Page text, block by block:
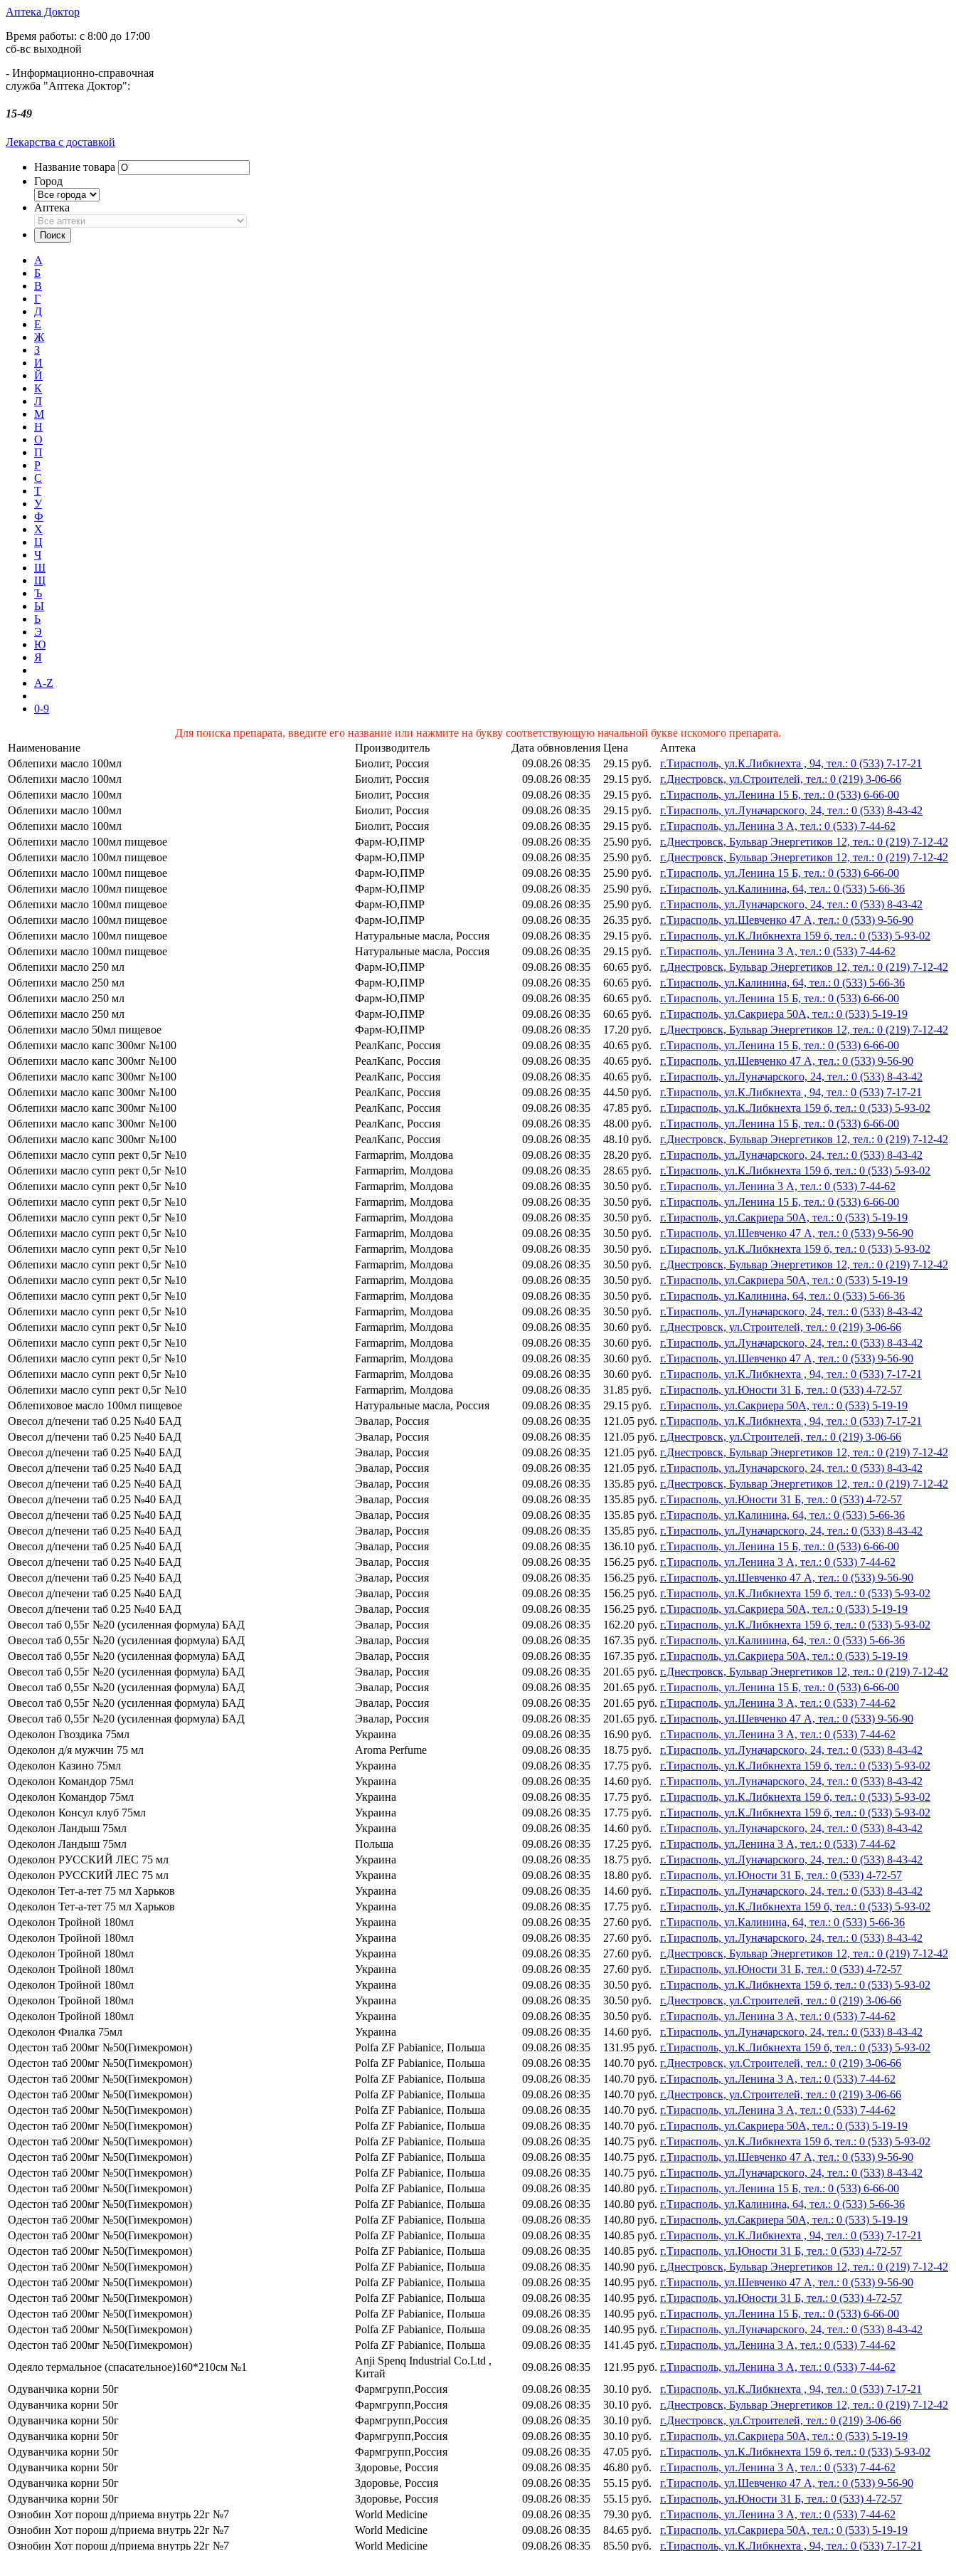
Аптека Доктор
Время работы: с 8:00 до 17:00
сб-вс выходной
- Информационно-справочная
служба "Аптека Доктор":
15-49
Лекарства с доставкой
Название товара
Город
Аптека
А
Б
В
Г
Д
Е
Ж
З
И
Й
К
Л
М
Н
О
П
Р
С
Т
У
Ф
Х
Ц
Ч
Ш
Щ
Ъ
Ы
Ь
Э
Ю
Я
A-Z
0-9
Для поиска препарата, введите его название или нажмите на букву соответствующую начальной букве искомого препарата.
Наименование
Производитель Дата обвновления Цена
Аптека
Облепихи масло 100мл
Биолит, Россия 09.08.26 08:35 29.15 руб.
г.Тирасполь, ул.К.Либкнехта , 94, тел.: 0 (533) 7-17-21
Облепихи масло 100мл
Биолит, Россия 09.08.26 08:35 29.15 руб.
г.Днестровск, ул.Строителей, тел.: 0 (219) 3-06-66
Облепихи масло 100мл
Биолит, Россия 09.08.26 08:35 29.15 руб.
г.Тирасполь, ул.Ленина 15 Б, тел.: 0 (533) 6-66-00
Облепихи масло 100мл
Биолит, Россия 09.08.26 08:35 29.15 руб.
г.Тирасполь, ул.Луначарского, 24, тел.: 0 (533) 8-43-42
Облепихи масло 100мл
Биолит, Россия 09.08.26 08:35 29.15 руб.
г.Тирасполь, ул.Ленина 3 А, тел.: 0 (533) 7-44-62
Облепихи масло 100мл пищевое
Фарм-Ю,ПМР 09.08.26 08:35 25.90 руб.
г.Днестровск, Бульвар Энергетиков 12, тел.: 0 (219) 7-12-42
Облепихи масло 100мл пищевое
Фарм-Ю,ПМР 09.08.26 08:35 25.90 руб.
г.Днестровск, Бульвар Энергетиков 12, тел.: 0 (219) 7-12-42
Облепихи масло 100мл пищевое
Фарм-Ю,ПМР 09.08.26 08:35 25.90 руб.
г.Тирасполь, ул.Ленина 15 Б, тел.: 0 (533) 6-66-00
Облепихи масло 100мл пищевое
Фарм-Ю,ПМР 09.08.26 08:35 25.90 руб.
г.Тирасполь, ул.Калинина, 64, тел.: 0 (533) 5-66-36
Облепихи масло 100мл пищевое
Фарм-Ю,ПМР 09.08.26 08:35 25.90 руб.
г.Тирасполь, ул.Луначарского, 24, тел.: 0 (533) 8-43-42
Облепихи масло 100мл пищевое
Фарм-Ю,ПМР 09.08.26 08:35 26.35 руб.
г.Тирасполь, ул.Шевченко 47 А, тел.: 0 (533) 9-56-90
Облепихи масло 100мл пищевое
Натуральные масла, Россия 09.08.26 08:35 29.15 руб.
г.Тирасполь, ул.К.Либкнехта 159 б, тел.: 0 (533) 5-93-02
Облепихи масло 100мл пищевое
Натуральные масла, Россия 09.08.26 08:35 29.15 руб.
г.Тирасполь, ул.Ленина 3 А, тел.: 0 (533) 7-44-62
Облепихи масло 250 мл
Фарм-Ю,ПМР 09.08.26 08:35 60.65 руб.
г.Днестровск, Бульвар Энергетиков 12, тел.: 0 (219) 7-12-42
Облепихи масло 250 мл
Фарм-Ю,ПМР 09.08.26 08:35 60.65 руб.
г.Тирасполь, ул.Калинина, 64, тел.: 0 (533) 5-66-36
Облепихи масло 250 мл
Фарм-Ю,ПМР 09.08.26 08:35 60.65 руб.
г.Тирасполь, ул.Ленина 15 Б, тел.: 0 (533) 6-66-00
Облепихи масло 250 мл
Фарм-Ю,ПМР 09.08.26 08:35 60.65 руб.
г.Тирасполь, ул.Сакриера 50А, тел.: 0 (533) 5-19-19
Облепихи масло 50мл пищевое
Фарм-Ю,ПМР 09.08.26 08:35 17.20 руб.
г.Днестровск, Бульвар Энергетиков 12, тел.: 0 (219) 7-12-42
Облепихи масло капс 300мг №100
РеалКапс, Россия 09.08.26 08:35 40.65 руб.
г.Тирасполь, ул.Ленина 15 Б, тел.: 0 (533) 6-66-00
Облепихи масло капс 300мг №100
РеалКапс, Россия 09.08.26 08:35 40.65 руб.
г.Тирасполь, ул.Шевченко 47 А, тел.: 0 (533) 9-56-90
Облепихи масло капс 300мг №100
РеалКапс, Россия 09.08.26 08:35 40.65 руб.
г.Тирасполь, ул.Луначарского, 24, тел.: 0 (533) 8-43-42
Облепихи масло капс 300мг №100
РеалКапс, Россия 09.08.26 08:35 44.50 руб.
г.Тирасполь, ул.К.Либкнехта , 94, тел.: 0 (533) 7-17-21
Облепихи масло капс 300мг №100
РеалКапс, Россия 09.08.26 08:35 47.85 руб.
г.Тирасполь, ул.К.Либкнехта 159 б, тел.: 0 (533) 5-93-02
Облепихи масло капс 300мг №100
РеалКапс, Россия 09.08.26 08:35 48.00 руб.
г.Тирасполь, ул.Ленина 15 Б, тел.: 0 (533) 6-66-00
Облепихи масло капс 300мг №100
РеалКапс, Россия 09.08.26 08:35 48.10 руб.
г.Днестровск, Бульвар Энергетиков 12, тел.: 0 (219) 7-12-42
Облепихи масло супп рект 0,5г №10
Farmaprim, Молдова 09.08.26 08:35 28.20 руб.
г.Тирасполь, ул.Луначарского, 24, тел.: 0 (533) 8-43-42
Облепихи масло супп рект 0,5г №10
Farmaprim, Молдова 09.08.26 08:35 28.65 руб.
г.Тирасполь, ул.К.Либкнехта 159 б, тел.: 0 (533) 5-93-02
Облепихи масло супп рект 0,5г №10
Farmaprim, Молдова 09.08.26 08:35 30.50 руб.
г.Тирасполь, ул.Ленина 3 А, тел.: 0 (533) 7-44-62
Облепихи масло супп рект 0,5г №10
Farmaprim, Молдова 09.08.26 08:35 30.50 руб.
г.Тирасполь, ул.Ленина 15 Б, тел.: 0 (533) 6-66-00
Облепихи масло супп рект 0,5г №10
Farmaprim, Молдова 09.08.26 08:35 30.50 руб.
г.Тирасполь, ул.Сакриера 50А, тел.: 0 (533) 5-19-19
Облепихи масло супп рект 0,5г №10
Farmaprim, Молдова 09.08.26 08:35 30.50 руб.
г.Тирасполь, ул.Шевченко 47 А, тел.: 0 (533) 9-56-90
Облепихи масло супп рект 0,5г №10
Farmaprim, Молдова 09.08.26 08:35 30.50 руб.
г.Тирасполь, ул.К.Либкнехта 159 б, тел.: 0 (533) 5-93-02
Облепихи масло супп рект 0,5г №10
Farmaprim, Молдова 09.08.26 08:35 30.50 руб.
г.Днестровск, Бульвар Энергетиков 12, тел.: 0 (219) 7-12-42
Облепихи масло супп рект 0,5г №10
Farmaprim, Молдова 09.08.26 08:35 30.50 руб.
г.Тирасполь, ул.Сакриера 50А, тел.: 0 (533) 5-19-19
Облепихи масло супп рект 0,5г №10
Farmaprim, Молдова 09.08.26 08:35 30.50 руб.
г.Тирасполь, ул.Калинина, 64, тел.: 0 (533) 5-66-36
Облепихи масло супп рект 0,5г №10
Farmaprim, Молдова 09.08.26 08:35 30.50 руб.
г.Тирасполь, ул.Луначарского, 24, тел.: 0 (533) 8-43-42
Облепихи масло супп рект 0,5г №10
Farmaprim, Молдова 09.08.26 08:35 30.60 руб.
г.Днестровск, ул.Строителей, тел.: 0 (219) 3-06-66
Облепихи масло супп рект 0,5г №10
Farmaprim, Молдова 09.08.26 08:35 30.60 руб.
г.Тирасполь, ул.Луначарского, 24, тел.: 0 (533) 8-43-42
Облепихи масло супп рект 0,5г №10
Farmaprim, Молдова 09.08.26 08:35 30.60 руб.
г.Тирасполь, ул.Шевченко 47 А, тел.: 0 (533) 9-56-90
Облепихи масло супп рект 0,5г №10
Farmaprim, Молдова 09.08.26 08:35 30.60 руб.
г.Тирасполь, ул.К.Либкнехта , 94, тел.: 0 (533) 7-17-21
Облепихи масло супп рект 0,5г №10
Farmaprim, Молдова 09.08.26 08:35 31.85 руб.
г.Тирасполь, ул.Юности 31 Б, тел.: 0 (533) 4-72-57
Облепиховое масло 100мл пищевое
Натуральные масла, Россия 09.08.26 08:35 29.15 руб.
г.Тирасполь, ул.Сакриера 50А, тел.: 0 (533) 5-19-19
Овесол д/печени таб 0.25 №40 БАД
Эвалар, Россия 09.08.26 08:35 121.05 руб. г.Тирасполь, ул.К.Либкнехта , 94, тел.: 0 (533) 7-17-21
Овесол д/печени таб 0.25 №40 БАД
Эвалар, Россия 09.08.26 08:35 121.05 руб. г.Днестровск, ул.Строителей, тел.: 0 (219) 3-06-66
Овесол д/печени таб 0.25 №40 БАД
Эвалар, Россия 09.08.26 08:35 121.05 руб. г.Днестровск, Бульвар Энергетиков 12, тел.: 0 (219) 7-12-42
Овесол д/печени таб 0.25 №40 БАД
Эвалар, Россия 09.08.26 08:35 121.05 руб. г.Тирасполь, ул.Луначарского, 24, тел.: 0 (533) 8-43-42
Овесол д/печени таб 0.25 №40 БАД
Эвалар, Россия 09.08.26 08:35 135.85 руб. г.Днестровск, Бульвар Энергетиков 12, тел.: 0 (219) 7-12-42
Овесол д/печени таб 0.25 №40 БАД
Эвалар, Россия 09.08.26 08:35 135.85 руб. г.Тирасполь, ул.Юности 31 Б, тел.: 0 (533) 4-72-57
Овесол д/печени таб 0.25 №40 БАД
Эвалар, Россия 09.08.26 08:35 135.85 руб. г.Тирасполь, ул.Калинина, 64, тел.: 0 (533) 5-66-36
Овесол д/печени таб 0.25 №40 БАД
Эвалар, Россия 09.08.26 08:35 135.85 руб. г.Тирасполь, ул.Луначарского, 24, тел.: 0 (533) 8-43-42
Овесол д/печени таб 0.25 №40 БАД
Эвалар, Россия 09.08.26 08:35 136.10 руб. г.Тирасполь, ул.Ленина 15 Б, тел.: 0 (533) 6-66-00
Овесол д/печени таб 0.25 №40 БАД
Эвалар, Россия 09.08.26 08:35 156.25 руб. г.Тирасполь, ул.Ленина 3 А, тел.: 0 (533) 7-44-62
Овесол д/печени таб 0.25 №40 БАД
Эвалар, Россия 09.08.26 08:35 156.25 руб. г.Тирасполь, ул.Шевченко 47 А, тел.: 0 (533) 9-56-90
Овесол д/печени таб 0.25 №40 БАД
Эвалар, Россия 09.08.26 08:35 156.25 руб. г.Тирасполь, ул.К.Либкнехта 159 б, тел.: 0 (533) 5-93-02
Овесол д/печени таб 0.25 №40 БАД
Эвалар, Россия 09.08.26 08:35 156.25 руб. г.Тирасполь, ул.Сакриера 50А, тел.: 0 (533) 5-19-19
Овесол таб 0,55г №20 (усиленная формула) БАД
Эвалар, Россия 09.08.26 08:35 162.20 руб. г.Тирасполь, ул.К.Либкнехта 159 б, тел.: 0 (533) 5-93-02
Овесол таб 0,55г №20 (усиленная формула) БАД
Эвалар, Россия 09.08.26 08:35 167.35 руб. г.Тирасполь, ул.Калинина, 64, тел.: 0 (533) 5-66-36
Овесол таб 0,55г №20 (усиленная формула) БАД
Эвалар, Россия 09.08.26 08:35 167.35 руб. г.Тирасполь, ул.Сакриера 50А, тел.: 0 (533) 5-19-19
Овесол таб 0,55г №20 (усиленная формула) БАД
Эвалар, Россия 09.08.26 08:35 201.65 руб. г.Днестровск, Бульвар Энергетиков 12, тел.: 0 (219) 7-12-42
Овесол таб 0,55г №20 (усиленная формула) БАД
Эвалар, Россия 09.08.26 08:35 201.65 руб. г.Тирасполь, ул.Ленина 15 Б, тел.: 0 (533) 6-66-00
Овесол таб 0,55г №20 (усиленная формула) БАД
Эвалар, Россия 09.08.26 08:35 201.65 руб. г.Тирасполь, ул.Ленина 3 А, тел.: 0 (533) 7-44-62
Овесол таб 0,55г №20 (усиленная формула) БАД
Эвалар, Россия 09.08.26 08:35 201.65 руб. г.Тирасполь, ул.Шевченко 47 А, тел.: 0 (533) 9-56-90
Одеколон Гвоздика 75мл
Украина 09.08.26 08:35 16.90 руб.
г.Тирасполь, ул.Ленина 3 А, тел.: 0 (533) 7-44-62
Одеколон д/я мужчин 75 мл
Aroma Perfume 09.08.26 08:35 18.75 руб.
г.Тирасполь, ул.Луначарского, 24, тел.: 0 (533) 8-43-42
Одеколон Казино 75мл
Украина 09.08.26 08:35 17.75 руб.
г.Тирасполь, ул.К.Либкнехта 159 б, тел.: 0 (533) 5-93-02
Одеколон Командор 75мл
Украина 09.08.26 08:35 14.60 руб.
г.Тирасполь, ул.Луначарского, 24, тел.: 0 (533) 8-43-42
Одеколон Командор 75мл
Украина 09.08.26 08:35 17.75 руб.
г.Тирасполь, ул.К.Либкнехта 159 б, тел.: 0 (533) 5-93-02
Одеколон Консул клуб 75мл
Украина 09.08.26 08:35 17.75 руб.
г.Тирасполь, ул.К.Либкнехта 159 б, тел.: 0 (533) 5-93-02
Одеколон Ландыш 75мл
Украина 09.08.26 08:35 14.60 руб.
г.Тирасполь, ул.Луначарского, 24, тел.: 0 (533) 8-43-42
Одеколон Ландыш 75мл
Польша 09.08.26 08:35 17.25 руб.
г.Тирасполь, ул.Ленина 3 А, тел.: 0 (533) 7-44-62
Одеколон РУССКИЙ ЛЕС 75 мл
Украина 09.08.26 08:35 18.75 руб.
г.Тирасполь, ул.Луначарского, 24, тел.: 0 (533) 8-43-42
Одеколон РУССКИЙ ЛЕС 75 мл
Украина 09.08.26 08:35 18.80 руб.
г.Тирасполь, ул.Юности 31 Б, тел.: 0 (533) 4-72-57
Одеколон Тет-а-тет 75 мл Харьков
Украина 09.08.26 08:35 14.60 руб.
г.Тирасполь, ул.Луначарского, 24, тел.: 0 (533) 8-43-42
Одеколон Тет-а-тет 75 мл Харьков
Украина 09.08.26 08:35 17.75 руб.
г.Тирасполь, ул.К.Либкнехта 159 б, тел.: 0 (533) 5-93-02
Одеколон Тройной 180мл
Украина 09.08.26 08:35 27.60 руб.
г.Тирасполь, ул.Калинина, 64, тел.: 0 (533) 5-66-36
Одеколон Тройной 180мл
Украина 09.08.26 08:35 27.60 руб.
г.Тирасполь, ул.Луначарского, 24, тел.: 0 (533) 8-43-42
Одеколон Тройной 180мл
Украина 09.08.26 08:35 27.60 руб.
г.Днестровск, Бульвар Энергетиков 12, тел.: 0 (219) 7-12-42
Одеколон Тройной 180мл
Украина 09.08.26 08:35 27.60 руб.
г.Тирасполь, ул.Юности 31 Б, тел.: 0 (533) 4-72-57
Одеколон Тройной 180мл
Украина 09.08.26 08:35 30.50 руб.
г.Тирасполь, ул.К.Либкнехта 159 б, тел.: 0 (533) 5-93-02
Одеколон Тройной 180мл
Украина 09.08.26 08:35 30.50 руб.
г.Днестровск, ул.Строителей, тел.: 0 (219) 3-06-66
Одеколон Тройной 180мл
Украина 09.08.26 08:35 30.50 руб.
г.Тирасполь, ул.Ленина 3 А, тел.: 0 (533) 7-44-62
Одеколон Фиалка 75мл
Украина 09.08.26 08:35 14.60 руб.
г.Тирасполь, ул.Луначарского, 24, тел.: 0 (533) 8-43-42
Одестон таб 200мг №50(Гимекромон)
Polfa ZF Pabianice, Польша 09.08.26 08:35 131.95 руб. г.Тирасполь, ул.К.Либкнехта 159 б, тел.: 0 (533) 5-93-02
Одестон таб 200мг №50(Гимекромон)
Polfa ZF Pabianice, Польша 09.08.26 08:35 140.70 руб. г.Днестровск, ул.Строителей, тел.: 0 (219) 3-06-66
Одестон таб 200мг №50(Гимекромон)
Polfa ZF Pabianice, Польша 09.08.26 08:35 140.70 руб. г.Тирасполь, ул.Ленина 3 А, тел.: 0 (533) 7-44-62
Одестон таб 200мг №50(Гимекромон)
Polfa ZF Pabianice, Польша 09.08.26 08:35 140.70 руб. г.Днестровск, ул.Строителей, тел.: 0 (219) 3-06-66
Одестон таб 200мг №50(Гимекромон)
Polfa ZF Pabianice, Польша 09.08.26 08:35 140.70 руб. г.Тирасполь, ул.Ленина 3 А, тел.: 0 (533) 7-44-62
Одестон таб 200мг №50(Гимекромон)
Polfa ZF Pabianice, Польша 09.08.26 08:35 140.70 руб. г.Тирасполь, ул.Сакриера 50А, тел.: 0 (533) 5-19-19
Одестон таб 200мг №50(Гимекромон)
Polfa ZF Pabianice, Польша 09.08.26 08:35 140.75 руб. г.Тирасполь, ул.К.Либкнехта 159 б, тел.: 0 (533) 5-93-02
Одестон таб 200мг №50(Гимекромон)
Polfa ZF Pabianice, Польша 09.08.26 08:35 140.75 руб. г.Тирасполь, ул.Шевченко 47 А, тел.: 0 (533) 9-56-90
Одестон таб 200мг №50(Гимекромон)
Polfa ZF Pabianice, Польша 09.08.26 08:35 140.75 руб. г.Тирасполь, ул.Луначарского, 24, тел.: 0 (533) 8-43-42
Одестон таб 200мг №50(Гимекромон)
Polfa ZF Pabianice, Польша 09.08.26 08:35 140.80 руб. г.Тирасполь, ул.Ленина 15 Б, тел.: 0 (533) 6-66-00
Одестон таб 200мг №50(Гимекромон)
Polfa ZF Pabianice, Польша 09.08.26 08:35 140.80 руб. г.Тирасполь, ул.Калинина, 64, тел.: 0 (533) 5-66-36
Одестон таб 200мг №50(Гимекромон)
Polfa ZF Pabianice, Польша 09.08.26 08:35 140.80 руб. г.Тирасполь, ул.Сакриера 50А, тел.: 0 (533) 5-19-19
Одестон таб 200мг №50(Гимекромон)
Polfa ZF Pabianice, Польша 09.08.26 08:35 140.85 руб. г.Тирасполь, ул.К.Либкнехта , 94, тел.: 0 (533) 7-17-21
Одестон таб 200мг №50(Гимекромон)
Polfa ZF Pabianice, Польша 09.08.26 08:35 140.85 руб. г.Тирасполь, ул.Юности 31 Б, тел.: 0 (533) 4-72-57
Одестон таб 200мг №50(Гимекромон)
Polfa ZF Pabianice, Польша 09.08.26 08:35 140.90 руб. г.Днестровск, Бульвар Энергетиков 12, тел.: 0 (219) 7-12-42
Одестон таб 200мг №50(Гимекромон)
Polfa ZF Pabianice, Польша 09.08.26 08:35 140.95 руб. г.Тирасполь, ул.Шевченко 47 А, тел.: 0 (533) 9-56-90
Одестон таб 200мг №50(Гимекромон)
Polfa ZF Pabianice, Польша 09.08.26 08:35 140.95 руб. г.Тирасполь, ул.Юности 31 Б, тел.: 0 (533) 4-72-57
Одестон таб 200мг №50(Гимекромон)
Polfa ZF Pabianice, Польша 09.08.26 08:35 140.95 руб. г.Тирасполь, ул.Ленина 15 Б, тел.: 0 (533) 6-66-00
Одестон таб 200мг №50(Гимекромон)
Polfa ZF Pabianice, Польша 09.08.26 08:35 140.95 руб. г.Тирасполь, ул.Луначарского, 24, тел.: 0 (533) 8-43-42
Одестон таб 200мг №50(Гимекромон)
Polfa ZF Pabianice, Польша 09.08.26 08:35 141.45 руб. г.Тирасполь, ул.Ленина 3 А, тел.: 0 (533) 7-44-62
Одеяло термальное (спасательное)160*210см №1
Anji Spenq Industrial Co.Ltd ,
Китай
09.08.26 08:35 121.95 руб. г.Тирасполь, ул.Ленина 3 А, тел.: 0 (533) 7-44-62
Одуванчика корни 50г
Фармгрупп,Россия 09.08.26 08:35 30.10 руб.
г.Тирасполь, ул.К.Либкнехта , 94, тел.: 0 (533) 7-17-21
Одуванчика корни 50г
Фармгрупп,Россия 09.08.26 08:35 30.10 руб.
г.Днестровск, Бульвар Энергетиков 12, тел.: 0 (219) 7-12-42
Одуванчика корни 50г
Фармгрупп,Россия 09.08.26 08:35 30.10 руб.
г.Днестровск, ул.Строителей, тел.: 0 (219) 3-06-66
Одуванчика корни 50г
Фармгрупп,Россия 09.08.26 08:35 30.10 руб.
г.Тирасполь, ул.Сакриера 50А, тел.: 0 (533) 5-19-19
Одуванчика корни 50г
Фармгрупп,Россия 09.08.26 08:35 47.05 руб.
г.Тирасполь, ул.К.Либкнехта 159 б, тел.: 0 (533) 5-93-02
Одуванчика корни 50г
Здоровье, Россия 09.08.26 08:35 46.80 руб.
г.Тирасполь, ул.Ленина 3 А, тел.: 0 (533) 7-44-62
Одуванчика корни 50г
Здоровье, Россия 09.08.26 08:35 55.15 руб.
г.Тирасполь, ул.Шевченко 47 А, тел.: 0 (533) 9-56-90
Одуванчика корни 50г
Здоровье, Россия 09.08.26 08:35 55.15 руб.
г.Тирасполь, ул.Юности 31 Б, тел.: 0 (533) 4-72-57
Ознобин Хот порош д/приема внутрь 22г №7
World Medicine 09.08.26 08:35 79.30 руб.
г.Тирасполь, ул.Ленина 3 А, тел.: 0 (533) 7-44-62
Ознобин Хот порош д/приема внутрь 22г №7
World Medicine 09.08.26 08:35 84.65 руб.
г.Тирасполь, ул.Сакриера 50А, тел.: 0 (533) 5-19-19
Ознобин Хот порош д/приема внутрь 22г №7
World Medicine 09.08.26 08:35 85.50 руб. г.Тирасполь, ул.К.Либкнехта , 94, тел.: 0 (533) 7-17-21